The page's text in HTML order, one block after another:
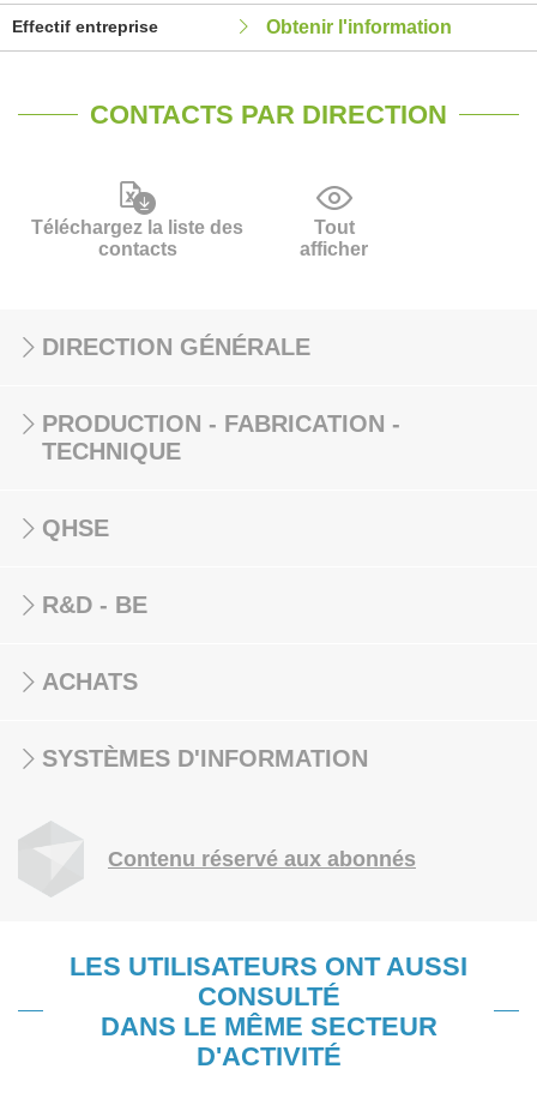
Effectif entreprise Obtenir l'information
CONTACTS PAR DIRECTION
Téléchargez la liste des
contacts
Tout
afficher
DIRECTION GÉNÉRALE
PRODUCTION - FABRICATION -
TECHNIQUE
QHSE
R&D - BE
ACHATS
SYSTÈMES D'INFORMATION
Contenu réservé aux abonnés
LES UTILISATEURS ONT AUSSI
CONSULTÉ
DANS LE MÊME SECTEUR
D'ACTIVITÉ